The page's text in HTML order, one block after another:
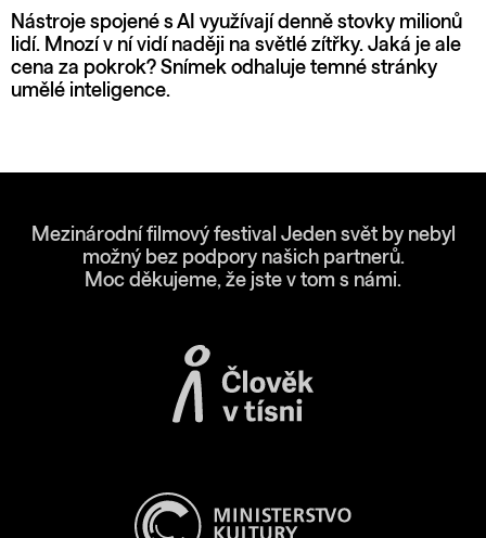
Nástroje spojené s AI využívají denně stovky milionů
lidí. Mnozí v ní vidí naději na světlé zítřky. Jaká je ale
cena za pokrok? Snímek odhaluje temné stránky
umělé inteligence.
Mezinárodní filmový festival Jeden svět by nebyl
možný bez podpory našich partnerů.
Moc děkujeme, že jste v tom s námi.